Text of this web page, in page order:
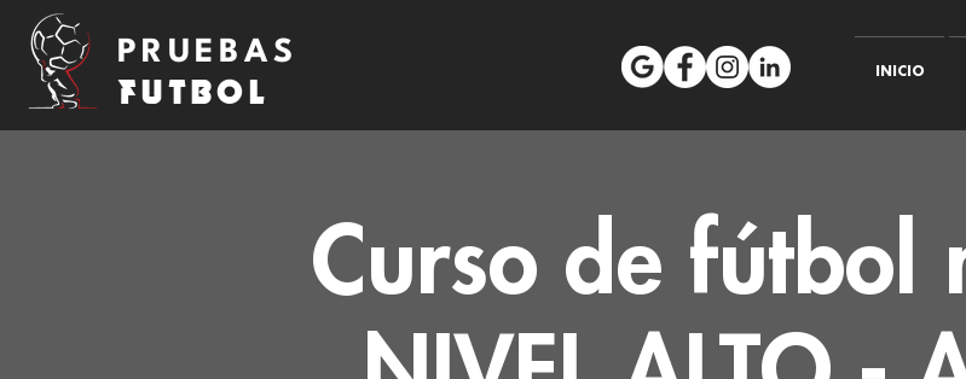
PRUEBAS
FUTBOL
INICIO
Curso de fútbol